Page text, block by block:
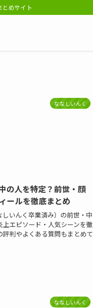
めサイト
ななしいんく
の人を特定？前世・顔
ールを徹底まとめ
しいんく卒業済み）の前世・中
上エピソード・人気シーンを徹
評判やよくある質問もまとめて
ななしいんく